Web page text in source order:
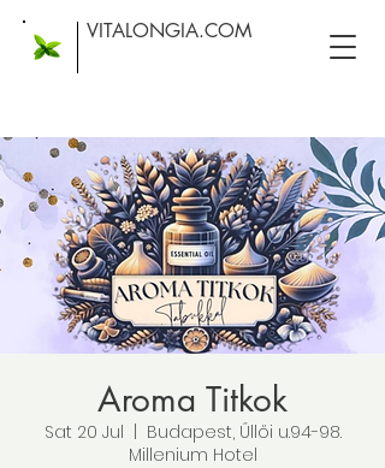
VITALONGIA.COM
Aroma Titkok
Sat 20 Jul
Budapest, Űllői u.94-98.
Millenium Hotel